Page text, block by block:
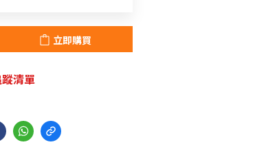
立即購買
清單